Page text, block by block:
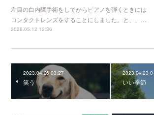
左目の白内障手術をしてからピアノを弾くときには
コンタクトレンズをすることにしました。と、、…
2026.05.12 12:36
2023.04.26 03:27
笑う
2023.04.23
いい季節